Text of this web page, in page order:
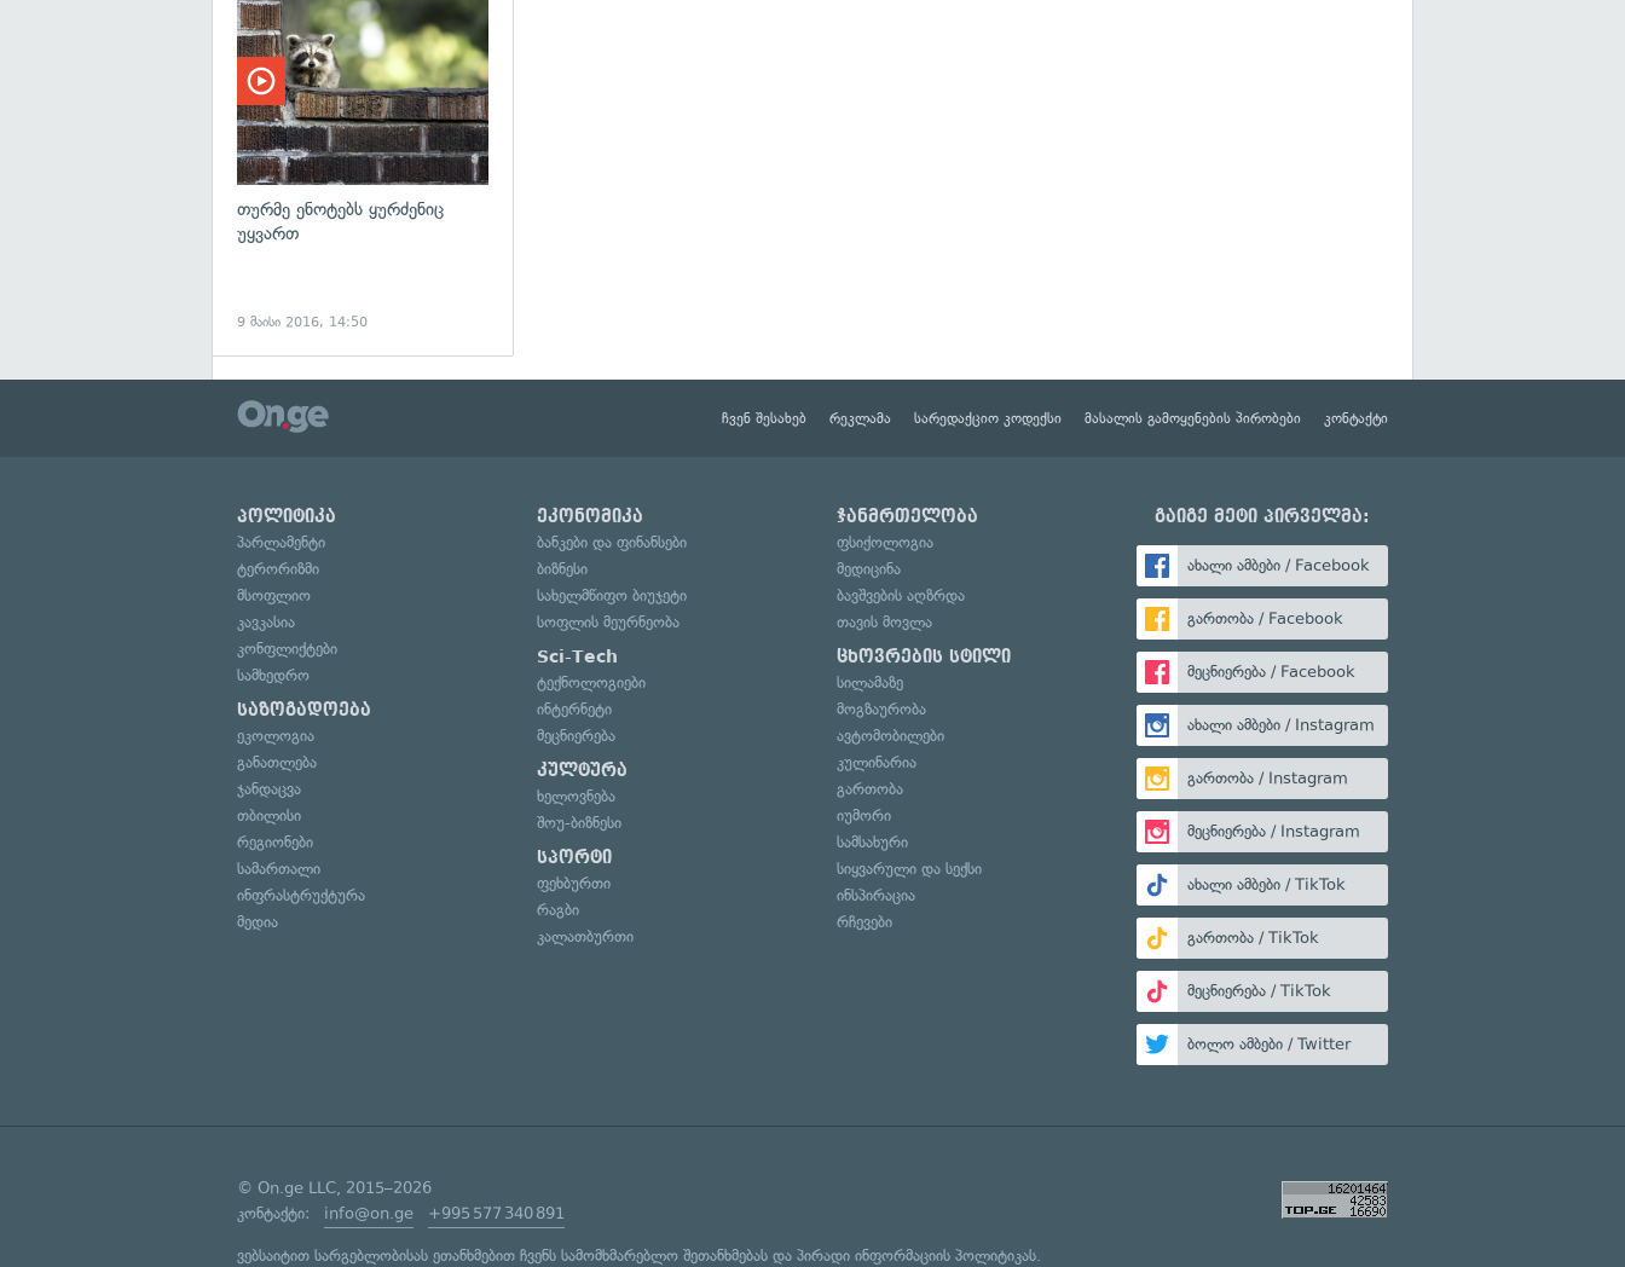
თურმე ენოტებს ყურძენიც
უყვართ
9 მაისი 2016, 14:50
ჩვენ შესახებ რეკლამა სარედაქციო კოდექსი მასალის გამოყენების პირობები კონტაქტი
პოლიტიკა
პარლამენტი
ტერორიზმი
მსოფლიო
კავკასია
კონფლიქტები
სამხედრო
საზოგადოება
ეკოლოგია
განათლება
ჯანდაცვა
თბილისი
რეგიონები
სამართალი
ინფრასტრუქტურა
მედია
ეკონომიკა
ბანკები და ფინანსები
ბიზნესი
სახელმწიფო ბიუჯეტი
სოფლის მეურნეობა
Sci-Tech
ტექნოლოგიები
ინტერნეტი
მეცნიერება
კულტურა
ხელოვნება
შოუ-ბიზნესი
სპორტი
ფეხბურთი
რაგბი
კალათბურთი
ჯანმრთელობა
ფსიქოლოგია
მედიცინა
ბავშვების აღზრდა
თავის მოვლა
ცხოვრების სტილი
სილამაზე
მოგზაურობა
ავტომობილები
კულინარია
გართობა
იუმორი
სამსახური
სიყვარული და სექსი
ინსპირაცია
რჩევები
გაიგე მეტი პირველმა:
ახალი ამბები / Facebook
გართობა / Facebook
მეცნიერება / Facebook
ახალი ამბები / Instagram
გართობა / Instagram
მეცნიერება / Instagram
ახალი ამბები / TikTok
გართობა / TikTok
მეცნიერება / TikTok
ბოლო ამბები / Twitter
© On.ge LLC, 2015–2026
კონტაქტი: info@on.ge +995 577 340 891
ვებსაიტით სარგებლობისას ეთანხმებით ჩვენს სამომხმარებლო შეთანხმებას და პირადი ინფორმაციის პოლიტიკას